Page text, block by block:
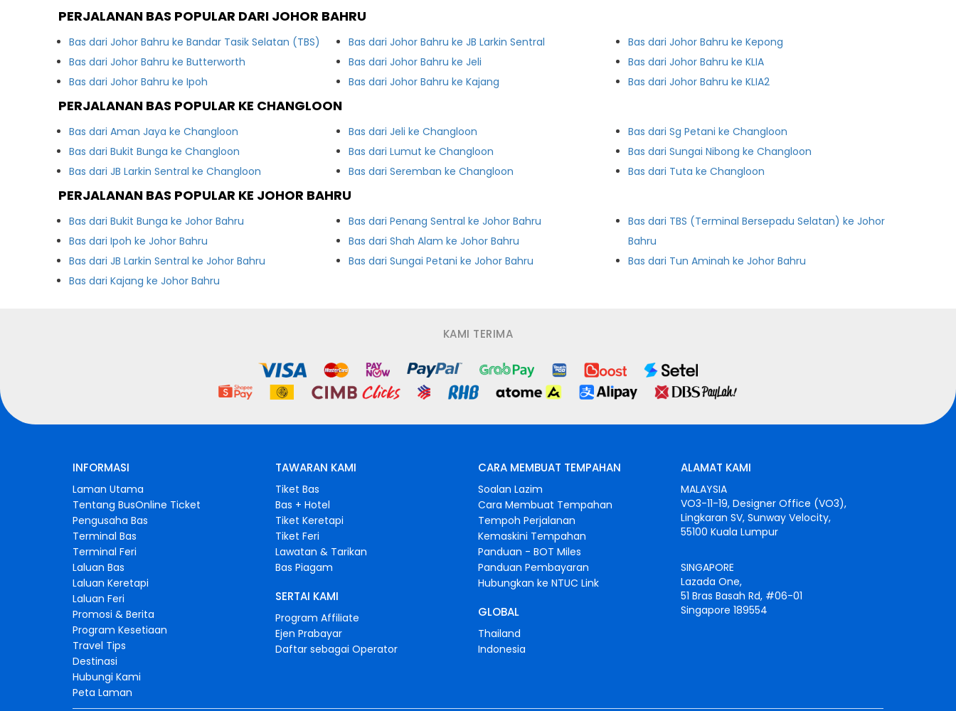
PERJALANAN BAS POPULAR DARI JOHOR BAHRU
Bas dari Johor Bahru ke Bandar Tasik Selatan (TBS)
Bas dari Johor Bahru ke Butterworth
Bas dari Johor Bahru ke Ipoh
Bas dari Johor Bahru ke JB Larkin Sentral
Bas dari Johor Bahru ke Jeli
Bas dari Johor Bahru ke Kajang
Bas dari Johor Bahru ke Kepong
Bas dari Johor Bahru ke KLIA
Bas dari Johor Bahru ke KLIA2
PERJALANAN BAS POPULAR KE CHANGLOON
Bas dari Aman Jaya ke Changloon
Bas dari Bukit Bunga ke Changloon
Bas dari JB Larkin Sentral ke Changloon
Bas dari Jeli ke Changloon
Bas dari Lumut ke Changloon
Bas dari Seremban ke Changloon
Bas dari Sg Petani ke Changloon
Bas dari Sungai Nibong ke Changloon
Bas dari Tuta ke Changloon
PERJALANAN BAS POPULAR KE JOHOR BAHRU
Bas dari Bukit Bunga ke Johor Bahru
Bas dari Ipoh ke Johor Bahru
Bas dari JB Larkin Sentral ke Johor Bahru
Bas dari Kajang ke Johor Bahru
Bas dari Penang Sentral ke Johor Bahru
Bas dari Shah Alam ke Johor Bahru
Bas dari Sungai Petani ke Johor Bahru
Bas dari TBS (Terminal Bersepadu Selatan) ke Johor
Bahru
Bas dari Tun Aminah ke Johor Bahru
KAMI TERIMA
INFORMASI
Laman Utama
Tentang BusOnline Ticket
Pengusaha Bas
Terminal Bas
Terminal Feri
Laluan Bas
Laluan Keretapi
Laluan Feri
Promosi & Berita
Program Kesetiaan
Travel Tips
Destinasi
Hubungi Kami
Peta Laman
TAWARAN KAMI
Tiket Bas
Bas + Hotel
Tiket Keretapi
Tiket Feri
Lawatan & Tarikan
Bas Piagam
SERTAI KAMI
Program Affiliate
Ejen Prabayar
Daftar sebagai Operator
CARA MEMBUAT TEMPAHAN
Soalan Lazim
Cara Membuat Tempahan
Tempoh Perjalanan
Kemaskini Tempahan
Panduan - BOT Miles
Panduan Pembayaran
Hubungkan ke NTUC Link
GLOBAL
Thailand
Indonesia
ALAMAT KAMI
MALAYSIA
VO3-11-19, Designer Office (VO3),
Lingkaran SV, Sunway Velocity,
55100 Kuala Lumpur
SINGAPORE
Lazada One,
51 Bras Basah Rd, #06-01
Singapore 189554